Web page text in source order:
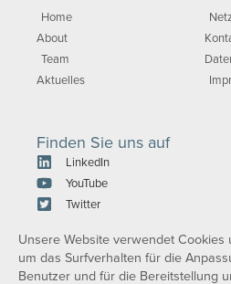
Home
About
Team
Aktuelles
Finden Sie uns auf
LinkedIn
YouTube
Twitter
Unsere Website verwendet Cookies
um das Surfverhalten für die
Benutzer und für die Bereitstellung